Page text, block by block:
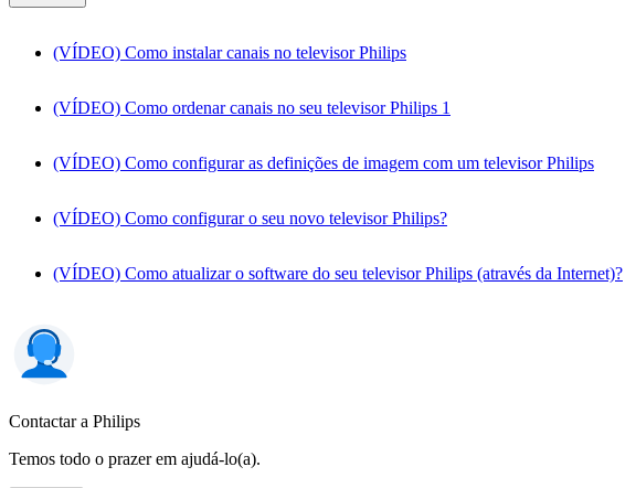
(VÍDEO) Como instalar canais no televisor Philips
(VÍDEO) Como ordenar canais no seu televisor Philips 1
(VÍDEO) Como configurar as definições de imagem com um televisor Philips
(VÍDEO) Como configurar o seu novo televisor Philips?
(VÍDEO) Como atualizar o software do seu televisor Philips (através da Internet)?
Contactar a Philips
Temos todo o prazer em ajudá-lo(a).